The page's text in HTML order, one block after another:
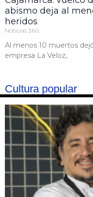
abismo deja al
heridos
Noticias 360
Al menos 10 muertos
empresa La Veloz,
Cultura popular